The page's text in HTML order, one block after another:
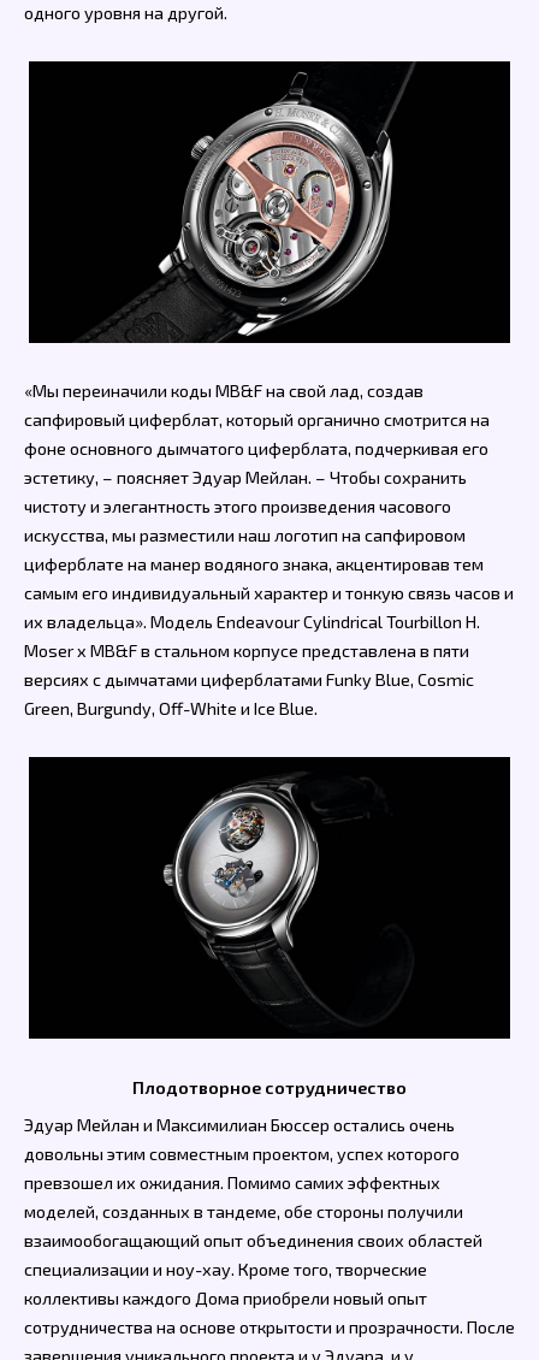
одного уровня на другой.
«Мы переиначили коды MB&F на свой лад, создав
сапфировый циферблат, который органично смотрится на
фоне основного дымчатого циферблата, подчеркивая его
эстетику, – поясняет Эдуар Мейлан. – Чтобы сохранить
чистоту и элегантность этого произведения часового
искусства, мы разместили наш логотип на сапфировом
циферблате на манер водяного знака, акцентировав тем
самым его индивидуальный характер и тонкую связь часов и
их владельца». Модель Endeavour Cylindrical Tourbillon H.
Moser x MB&F в стальном корпусе представлена в пяти
версиях с дымчатами циферблатами Funky Blue, Cosmic
Green, Burgundy, Off-White и Ice Blue.
Плодотворное сотрудничество
Эдуар Мейлан и Максимилиан Бюссер остались очень
довольны этим совместным проектом, успех которого
превзошел их ожидания. Помимо самих эффектных
моделей, созданных в тандеме, обе стороны получили
взаимообогащающий опыт объединения своих областей
специализации и ноу-хау. Кроме того, творческие
коллективы каждого Дома приобрели новый опыт
сотрудничества на основе открытости и прозрачности. После
завершения уникального проекта и у Эдуара, и у